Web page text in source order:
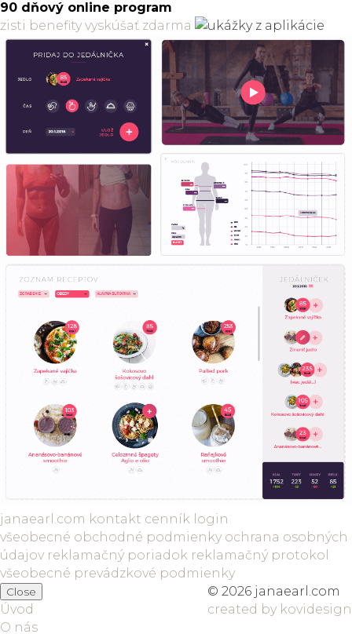
90 dňový online program
zisti benefity vyskúšať zdarma
janaearl.com kontakt cenník login
všeobecné obchodné podmienky ochrana osobných
údajov reklamačný poriadok reklamačný protokol
všeobecné prevádzkové podmienky
© 2026 janaearl.com
created by kovidesign
Close
Úvod
O nás